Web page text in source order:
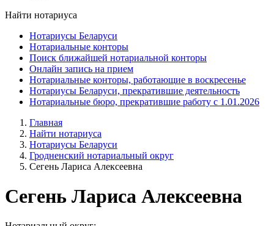
Найти нотариуса
Нотариусы Беларуси
Нотариальные конторы
Поиск ближайшей нотариальной конторы
Онлайн запись на прием
Нотариальные конторы, работающие в воскресенье
Нотариусы Беларуси, прекратившие деятельность
Нотариальные бюро, прекратившие работу с 1.01.2026
Главная
Найти нотариуса
Нотариусы Беларуси
Гродненский нотариальный округ
Сегень Лариса Алексеевна
Сегень Лариса Алексеевна